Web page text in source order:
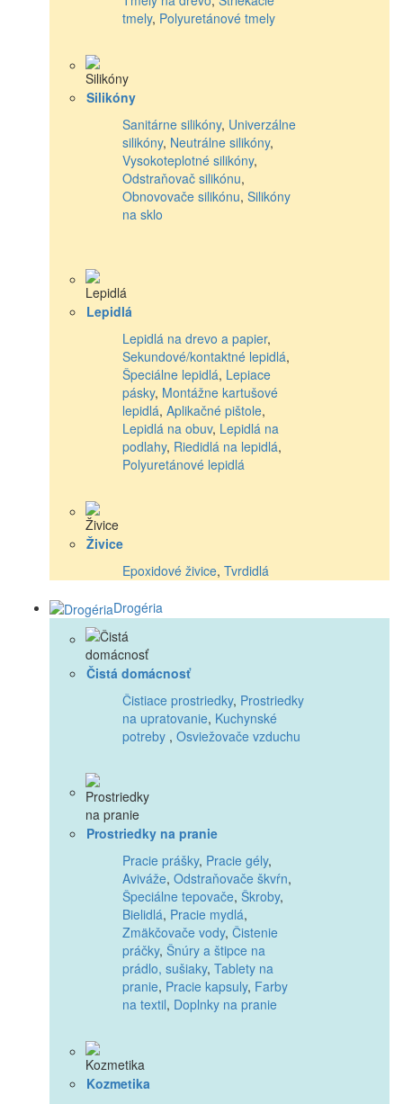
tmely, Polyuretánové tmely
Silikóny
Sanitárne silikóny, Univerzálne
silikóny, Neutrálne silikóny,
Vysokoteplotné silikóny,
Odstraňovač silikónu,
Obnovovače silikónu, Silikóny
na sklo
Lepidlá
Lepidlá na drevo a papier,
Sekundové/kontaktné lepidlá,
Špeciálne lepidlá, Lepiace
pásky, Montážne kartušové
lepidlá, Aplikačné pištole,
Lepidlá na obuv, Lepidlá na
podlahy, Riedidlá na lepidlá,
Polyuretánové lepidlá
Živice
Epoxidové živice, Tvrdidlá
Drogéria
Čistá domácnosť
Čistiace prostriedky, Prostriedky
na upratovanie, Kuchynské
potreby , Osviežovače vzduchu
Prostriedky na pranie
Pracie prášky, Pracie gély,
Aviváže, Odstraňovače škvŕn,
Špeciálne tepovače, Škroby,
Bielidlá, Pracie mydlá,
Zmäkčovače vody, Čistenie
práčky, Šnúry a štipce na
prádlo, sušiaky, Tablety na
pranie, Pracie kapsuly, Farby
na textil, Doplnky na pranie
Kozmetika